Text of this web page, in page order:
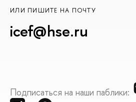
ИЛИ ПИШИТЕ НА ПОЧТУ
icef@hse.ru
Подписаться на наши паблики: